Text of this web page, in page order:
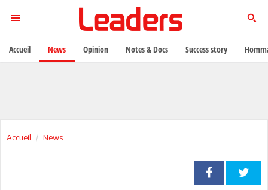
Accueil News
Accueil News Opinion Notes & Docs Success story